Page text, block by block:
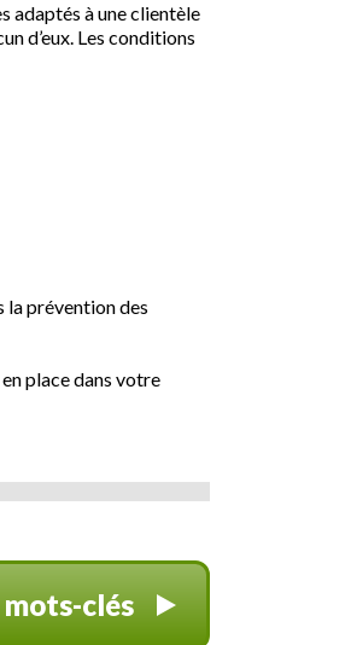
adaptés à une clientèle
d’eux. Les conditions
la prévention des
place dans votre
mots-clés